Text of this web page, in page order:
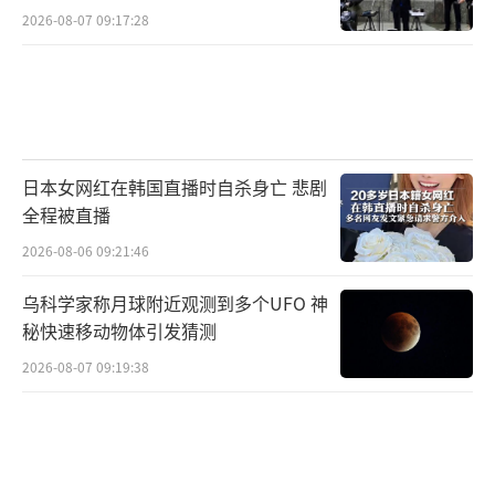
2026-08-07 09:17:28
日本女网红在韩国直播时自杀身亡 悲剧
全程被直播
2026-08-06 09:21:46
乌科学家称月球附近观测到多个UFO 神
秘快速移动物体引发猜测
2026-08-07 09:19:38